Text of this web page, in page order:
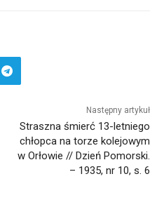
Następny artykuł
Straszna śmierć 13-letniego
chłopca na torze kolejowym
w Orłowie // Dzień Pomorski.
– 1935, nr 10, s. 6